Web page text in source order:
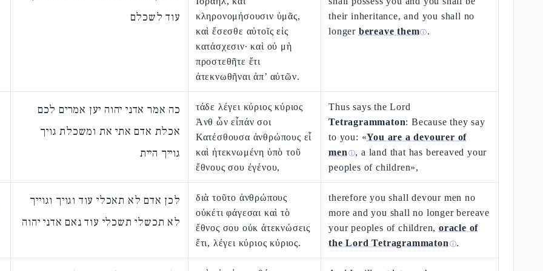
עוד לשכלם
κληρονομήσουσιν ὑμᾶς,
καὶ ἔσεσθε αὐτοῖς εἰς
κατάσχεσιν· καὶ οὐ μὴ
προστεθῆτε ἔτι
ἀτεκνωθῆναι ἀπ’ αὐτῶν.
their inheritance, and you shall no
longer bereave themⓘ.
כה אמר אדני יהוה יען אמרים לכם
אכלת אדם אתי את ומשכלת גויך
גוייך היית
τάδε λέγει κύριος κύριος
Ἀνθ ὧν εἶπάν σοι
Κατέσθουσα ἀνθρώπους εἶ
καὶ ἠτεκνωμένη ὑπὸ τοῦ
ἔθνους σου ἐγένου,
Thus says the Lord
Tetragrammaton: Because they say
to you: «You are a devourer of
men ⓘ, a land that has bereaved your
peoples of children»,
לכן אדם לא תאכלי עוד וגויך וגוייך
לא תכשלי תשכלי עוד נאם אדני יהוה
διὰ τοῦτο ἀνθρώπους
οὐκέτι φάγεσαι καὶ τὸ
ἔθνος σου οὐκ ἀτεκνώσεις
ἔτι, λέγει κύριος κύριος.
therefore you shall devour men no
more and you shall no longer bereave
your peoples of children,oracle of
the Lord Tetragrammaton ⓘ.